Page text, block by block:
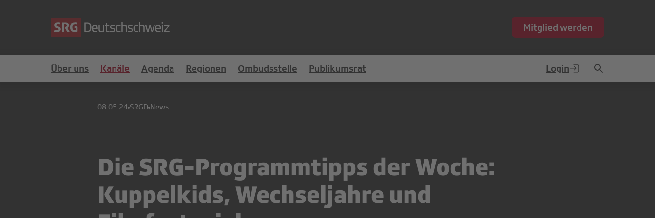
Mitglied werden
Über uns Kanäle Agenda Regionen Ombudsstelle Publikumsrat Login
08.05.24 SRGD News
Die SRG-Programmtipps der Woche:
Kuppelkids, Wechseljahre und